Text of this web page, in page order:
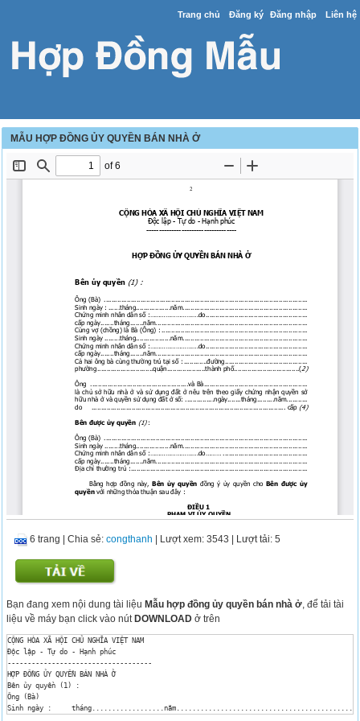
Trang chủ Đăng ký Đăng nhập Liên hệ
MẪU HỢP ĐỒNG ỦY QUYỀN BÁN NHÀ Ở
6 trang |Chia sẻ:congthanh | Lượt xem: 3543 | Lượt tải: 5
Bạn đang xem nội dung tài liệuMẫu hợp đồng ủy quyền bán nhà ở , để tải tài
liệu về máy bạn click vào nútDOWNLOAD ở trên
CỘNG HÒA XÃ HỘI CHỦ NGHĨA VIỆT NAM
Độc lập - Tự do - Hạnh phúc
------------------------------------
HỢP ĐỒNG ỦY QUYỀN BÁN NHÀ Ở
Bên ủy quyền (1) :
Ông (Bà)
Sinh ngày :	tháng..................năm.................................................................